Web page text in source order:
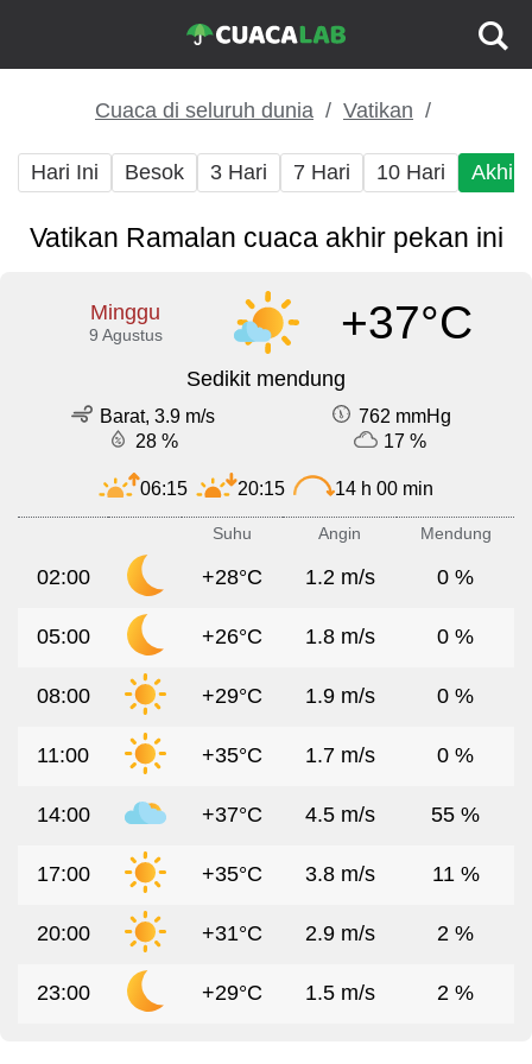
Cuaca di seluruh dunia Vatikan
Hari Ini Besok 3 Hari 7 Hari 10 Hari Akhir
Vatikan Ramalan cuaca akhir pekan ini
Minggu
9 Agustus +37°C
Sedikit mendung
Barat, 3.9 m/s
762 mmHg
28 %
17 %
06:15 20:15 14 h 00 min
Suhu Angin Mendung
02:00 +28°C 1.2 m/s 0 %
05:00 +26°C 1.8 m/s 0 %
08:00 +29°C 1.9 m/s 0 %
11:00 +35°C 1.7 m/s 0 %
14:00 +37°C 4.5 m/s 55 %
17:00 +35°C 3.8 m/s 11 %
20:00 +31°C 2.9 m/s 2 %
23:00 +29°C 1.5 m/s 2 %